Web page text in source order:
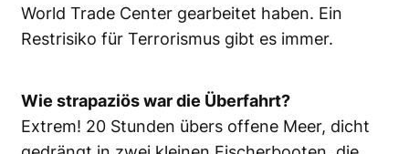
World Trade Center gearbeitet haben. Ein
Restrisiko für Terrorismus gibt es immer.
Wie strapaziös war die Überfahrt?
Extrem! 20 Stunden übers offene Meer, dicht